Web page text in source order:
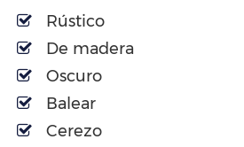
Rústico
De madera
Oscuro
Balear
Cerezo